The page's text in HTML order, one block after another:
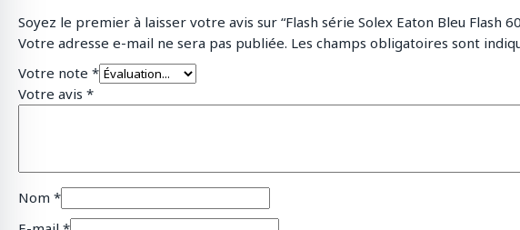
Soyez le premier à laisser votre avis sur “Flash série Solex Eaton Bleu Flash
Votre adresse e-mail ne sera pas publiée. Les champs obligatoires sont
Votre note *
Votre avis *
Nom *